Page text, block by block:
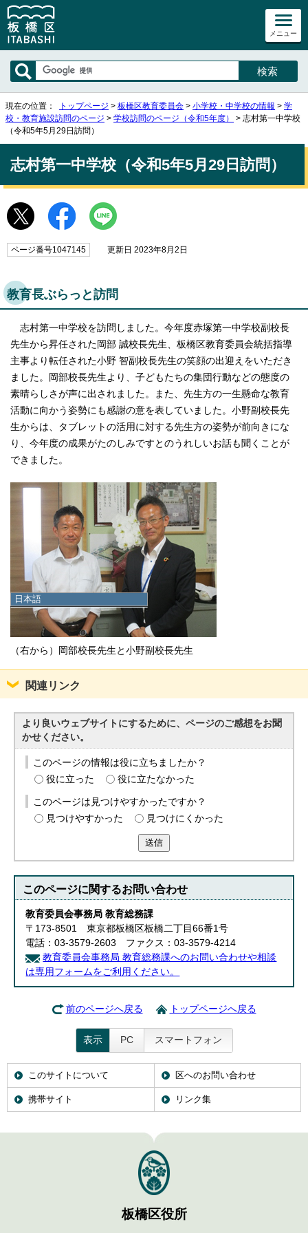
メニュー
日本語
日本語
English
한국어
简体中文
現在の位置： トップページ > 板橋区教育委員会 > 小学校・中学校の情報 > 学
校・教育施設訪問のページ > 学校訪問のページ（令和5年度）
> 志村第一中学校
（令和5年5月29日訪問）
志村第一中学校（令和5年5月29日訪問）
ページ番号1047145 更新日 2023年8月2日
教育長ぶらっと訪問
志村第一中学校を訪問しました。今年度赤塚第一中学校副校長
先生から昇任された岡部 誠校長先生、板橋区教育委員会統括指導
主事より転任された小野 智副校長先生の笑顔の出迎えをいただき
ました。岡部校長先生より、子どもたちの集団行動などの態度の
素晴らしさが声に出されました。また、先生方の一生懸命な教育
活動に向かう姿勢にも感謝の意を表していました。小野副校長先
生からは、タブレットの活用に対する先生方の姿勢が前向きにな
り、今年度の成果がたのしみですとのうれしいお話も聞くことが
できました。
（右から）岡部校長先生と小野副校長先生
関連リンク
より良いウェブサイトにするために、ページのご感想をお聞
かせください。
このページの情報は役に立ちましたか？
役に立った
役に立たなかった
このページは見つけやすかったですか？
見つけやすかった
見つけにくかった
送信
このページに関するお問い合わせ
教育委員会事務局 教育総務課
〒173-8501 東京都板橋区板橋二丁目66番1号
電話：03-3579-2603 ファクス：03-3579-4214
教育委員会事務局 教育総務課へのお問い合わせや相談
は専用フォームをご利用ください。
前のページへ戻る トップページへ戻る
表示 PC スマートフォン
このサイトについて 区へのお問い合わせ
携帯サイト リンク集
板橋区役所